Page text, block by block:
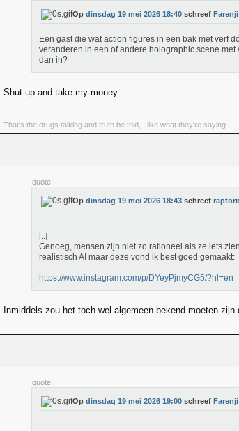
Op dinsdag 19 mei 2026 18:40 schreef Farenji
Een gast die wat action figures in een bak met verf
veranderen in een of andere holographic scene
dan in?
Shut up and take my money.
That's the drugs talking and truth be told, I like what they're saying.
quote:
Op dinsdag 19 mei 2026 18:43 schreef
[..]
Genoeg, mensen zijn niet zo rationeel als ze iets
realistisch AI maar deze vond ik best goed gemaakt:
https://www.instagram.com/p/DYeyPjmyCG5/?hl=en
Inmiddels zou het toch wel algemeen bekend moeten
quote:
Op dinsdag 19 mei 2026 19:00 schreef Farenji